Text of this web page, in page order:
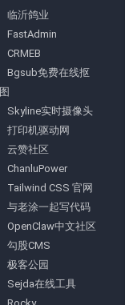
临沂鸽业
FastAdmin
CRMEB
Bgsub免费在线抠
图
Skyline实时摄像头
打印机驱动网
云赞社区
ChanluPower
Tailwind CSS 官网
与老涂一起写代码
OpenClaw中文社区
勾股CMS
极客公园
Sejda在线工具